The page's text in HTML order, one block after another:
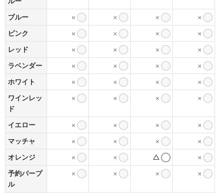
ブルー × × ×
×
ピンク
× × ×
×
レッド
× × ×
×
ラベンダー
× × ×
×
ホワイト
× × ×
×
ワインレッ
ド
× × × ×
イエロー × × ×
×
マッチャ
× × ×
×
オレンジ
× × △
×
予約パープ
ル
× × × ×